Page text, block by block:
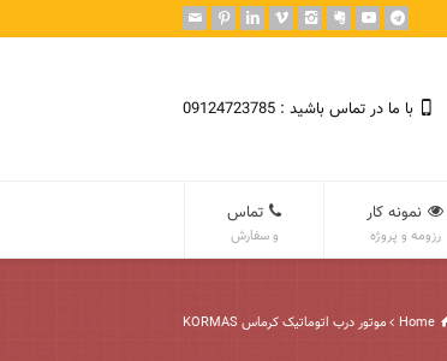
با ما در تماس باشید : 09124723785
نمونه کار
رزومه و پروژه
تماس
و سفارش
Home موتور درب اتوماتیک کرماس KORMAS